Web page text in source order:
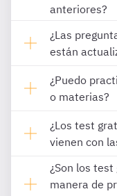
anteriores?
¿Las
están
¿Puedo
o materias?
¿Los test
vienen con
¿Son los
manera de